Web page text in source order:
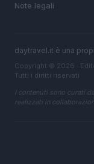
Note legali
daytravel.it è una
Copyright © 2026 ·
Tutti i diritti riservati
I contenuti sono curati
realizzati in